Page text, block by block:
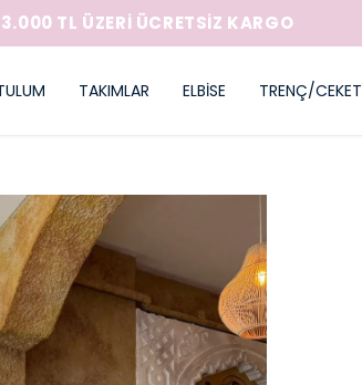
3.000 TL ÜZERİ ÜCRETSİZ KARGO
TAKIMLAR ELBİSE TRENÇ/CEKET